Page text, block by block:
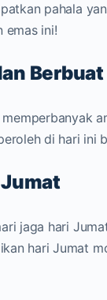
pahala
emas ini!
di hari ini
jaga hari
hari Jumat